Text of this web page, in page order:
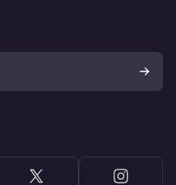
Dein Widerrufsrecht